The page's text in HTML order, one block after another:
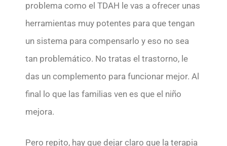
problema como el TDAH le vas a ofrecer unas
herramientas muy potentes para que tengan
un sistema para compensarlo y eso no sea
tan problemático. No tratas el trastorno, le
das un complemento para funcionar mejor. Al
final lo que las familias ven es que el niño
mejora.
Pero repito, hay que dejar claro que la terapia